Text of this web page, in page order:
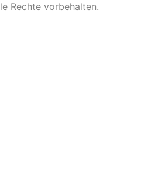
Rechte vorbehalten.